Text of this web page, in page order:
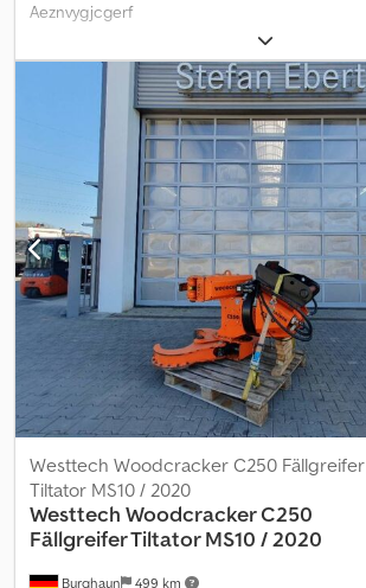
Aeznvygjcgerf
Burghaun 499 km
Westtech Woodcracker C250 Fällgreifer
Tiltator MS10 / 2020
Westtech Woodcracker C250
Fällgreifer Tiltator MS10 / 2020